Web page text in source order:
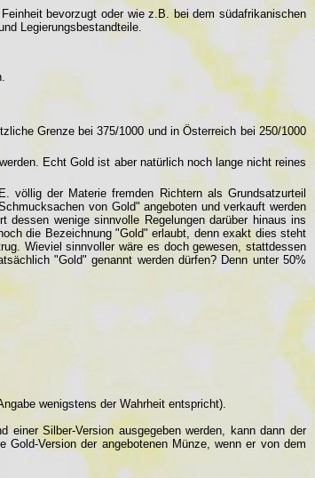
bevorzugt oder wie z.B. bei dem südafrikanischen
Legierungsbestandteile.
Grenze bei 375/1000 und in Österreich bei 250/1000
Echt Gold ist aber natürlich noch lange nicht reines
der Materie fremden Richtern als Grundsatzurteil
von Gold" angeboten und verkauft werden
wenige sinnvolle Regelungen darüber hinaus ins
die Bezeichnung "Gold" erlaubt, denn exakt dies steht
Wieviel sinnvoller wäre es doch gewesen, stattdessen
"Gold" genannt werden dürfen? Denn unter 50%
wenigstens der Wahrheit entspricht).
Silber-Version ausgegeben werden, kann dann der
Version der angebotenen Münze, wenn er von dem